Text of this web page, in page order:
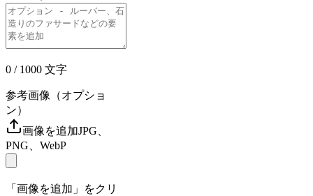
0 / 1000 文字
参考画像（オプショ
ン）
画像を追加JPG、
PNG、WebP
「画像を追加」をクリ